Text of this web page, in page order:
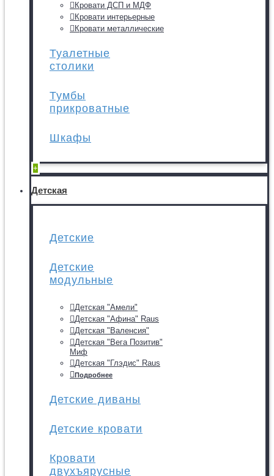
Кровати ДСП и МДФ
Кровати интерьерные
Кровати металлические
Туалетные
столики
Тумбы
прикроватные
Шкафы
+
Детская
Детские
Детские
модульные
Детская "Амели"
Детская "Афина" Raus
Детская "Валенсия"
Детская "Вега Позитив"
Миф
Детская "Глэдис" Raus
Подробнее
Детские диваны
Детские кровати
Кровати
двухъярусные